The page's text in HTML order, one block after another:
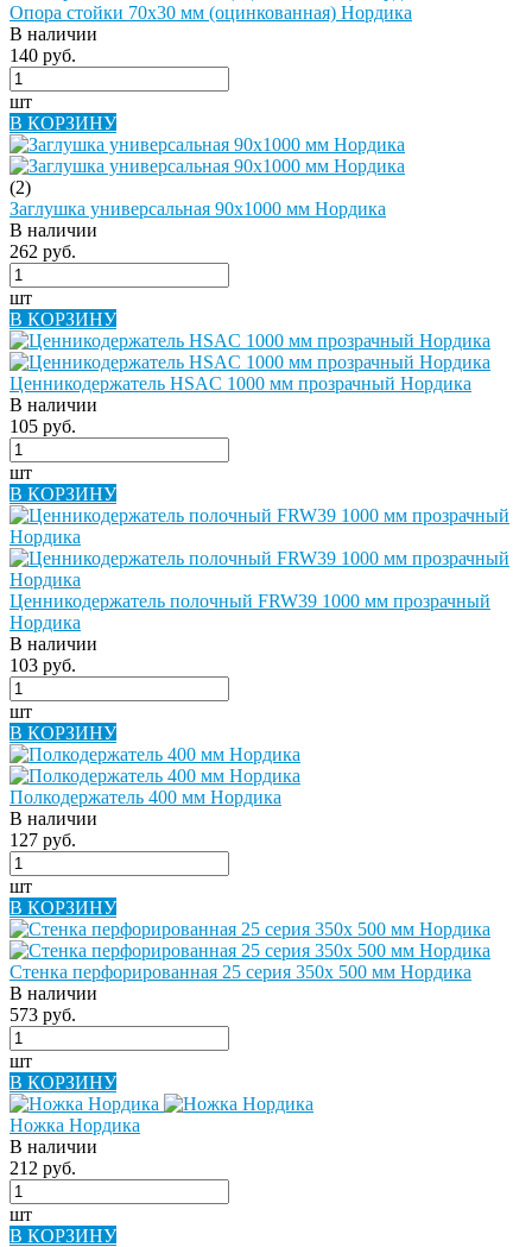
Опора стойки 70х30 мм (оцинкованная) Нордика
В наличии
140 руб.
шт
В КОРЗИНУ
(2)
Заглушка универсальная 90х1000 мм Нордика
В наличии
262 руб.
шт
В КОРЗИНУ
Ценникодержатель HSAC 1000 мм прозрачный Нордика
В наличии
105 руб.
шт
В КОРЗИНУ
Ценникодержатель полочный FRW39 1000 мм прозрачный
Нордика
В наличии
103 руб.
шт
В КОРЗИНУ
Полкодержатель 400 мм Нордика
В наличии
127 руб.
шт
В КОРЗИНУ
Стенка перфорированная 25 серия 350х 500 мм Нордика
В наличии
573 руб.
шт
В КОРЗИНУ
Ножка Нордика
В наличии
212 руб.
шт
В КОРЗИНУ